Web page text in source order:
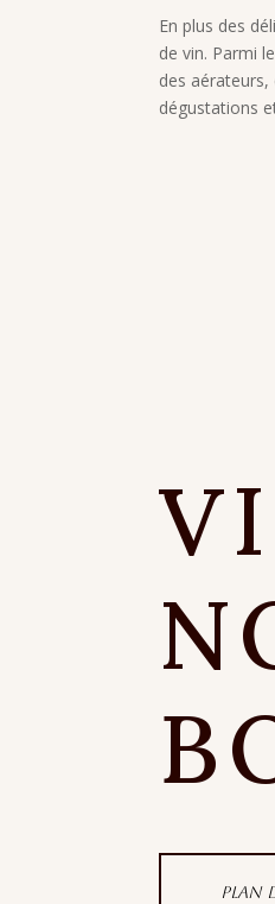
En plus des
de vin. Parmi
des
dégustations
Plan